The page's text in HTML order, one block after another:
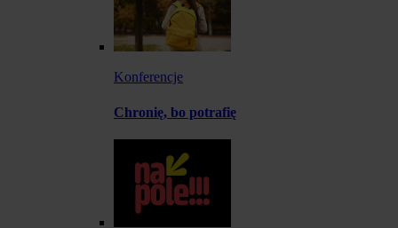
Konferencje
Chronię, bo potrafię